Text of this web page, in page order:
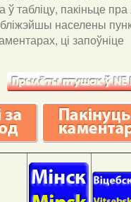
табліцу, пакіньце пра
населены
ці запоўніце